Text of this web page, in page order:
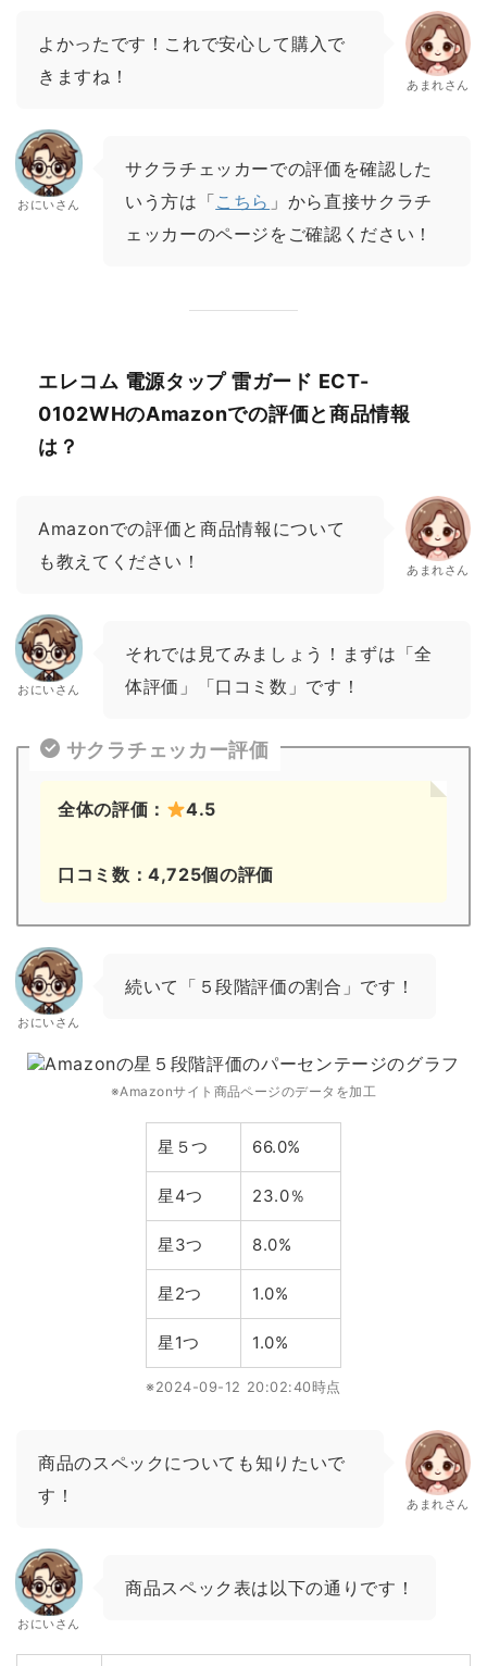
よかったです！これで安心して購入で
きますね！
あまれさん
おにいさん
サクラチェッカーでの評価を確認した
いう方は「こちら 」から直接サクラチ
ェッカーのページをご確認ください！
エレコム 電源タップ 雷ガード ECT-
0102WHのAmazonでの評価と商品情報
は？
Amazonでの評価と商品情報について
も教えてください！
あまれさん
おにいさん
それでは見てみましょう！まずは「全
体評価」「口コミ数」です！
サクラチェッカー評価
全体の評価： 4.5
口コミ数：4,725個の評価
おにいさん
続いて「５段階評価の割合」です！
※Amazonサイト商品ページのデータを加工
星５つ 66.0%
星4つ 23.0％
星3つ 8.0%
星2つ 1.0%
星1つ 1.0%
※2024-09-12 20:02:40時点
商品のスペックについても知りたいで
す！
あまれさん
おにいさん
商品スペック表は以下の通りです！